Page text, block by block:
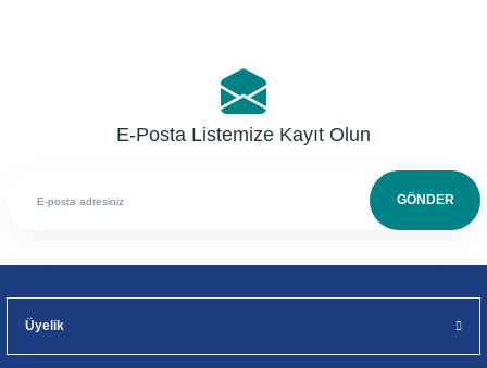
E-Posta Listemize Kayıt Olun
GÖNDER
Üyelik